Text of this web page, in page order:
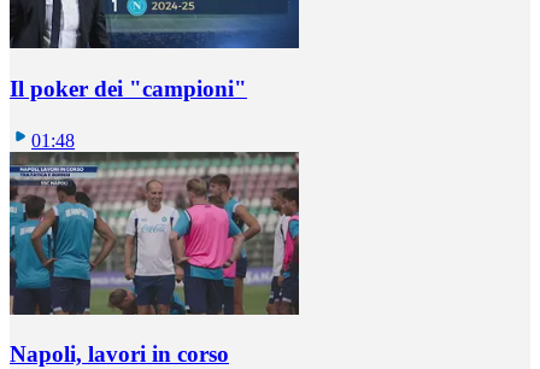
Il poker dei "campioni"
01:48
Napoli, lavori in corso